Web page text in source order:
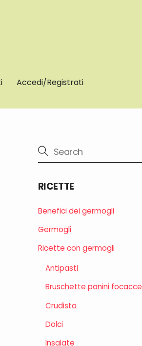
Accedi/Registrati
RICETTE
Benefici dei germogli
Germogli
Ricette con germogli
Antipasti
Bruschette panini focacce
Crudista
Dolci
Insalate